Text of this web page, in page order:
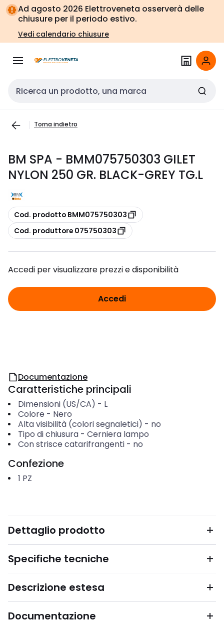
Vai alla
navigazione
Vai
alla
pagina
Ad agosto 2026 Elettroveneta osserverà delle
chiusure per il periodo estivo.
Vedi calendario chiusure
Cerca input
Torna indietro
BM SPA - BMM075750303 GILET
NYLON 250 GR. BLACK-GREY TG.L
copia
Cod. prodotto BMM075750303
copia
Cod. produttore 075750303
Accedi per visualizzare prezzi e disponibilità
Accedi
Documentazione
Caratteristiche principali
Dimensioni (US/CA) - L
Colore - Nero
Alta visibilità (colori segnaletici) - no
Tipo di chiusura- Cerniera lampo
Con strisce catarifrangenti- no
Confezione
1 PZ
Dettaglio prodotto
Specifiche tecniche
Descrizione estesa
Documentazione